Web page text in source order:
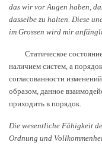
das wir vor Augen haben,
dasselbe zu halten. Diese
im Grossen wird mir
Статическое состояние
наличием систем, а
согласованности
образом, данное
приходить в порядок.
Die wesentliche Fähigkeit
Ordnung und